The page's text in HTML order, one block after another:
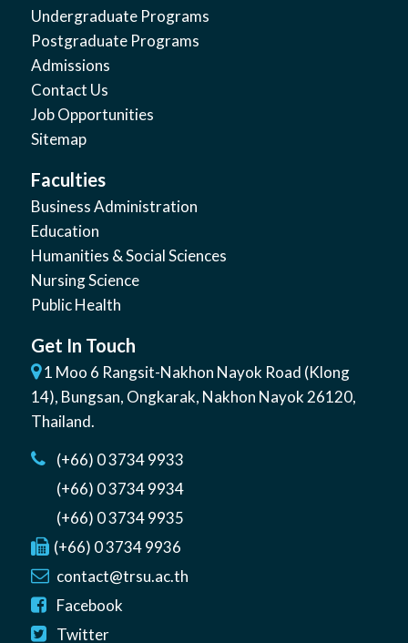
Undergraduate Programs
Postgraduate Programs
Admissions
Contact Us
Job Opportunities
Sitemap
Faculties
Business Administration
Education
Humanities & Social Sciences
Nursing Science
Public Health
Get In Touch
1 Moo 6 Rangsit-Nakhon Nayok Road (Klong
14), Bungsan, Ongkarak, Nakhon Nayok 26120,
Thailand.
(+66) 0 3734 9933
(+66) 0 3734 9934
(+66) 0 3734 9935
(+66) 0 3734 9936
contact@trsu.ac.th
Facebook
Twitter